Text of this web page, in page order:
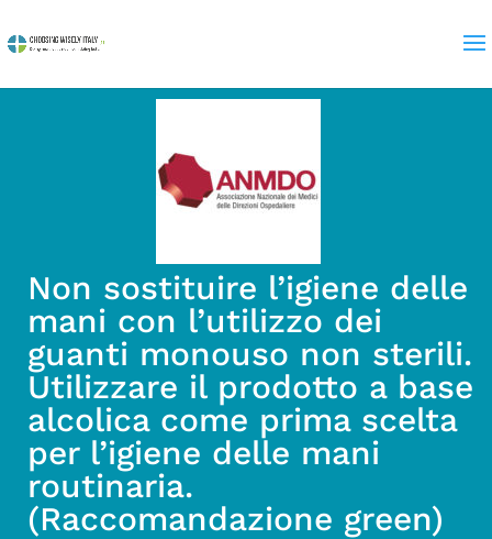
Non sostituire l’igiene delle
mani con l’utilizzo dei
guanti monouso non sterili.
Utilizzare il prodotto a base
alcolica come prima scelta
per l’igiene delle mani
routinaria.
(Raccomandazione green)